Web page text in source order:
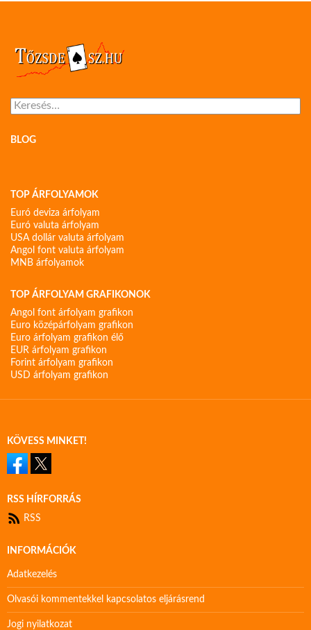
Keresés:
BLOG
TOP ÁRFOLYAMOK
Euró deviza árfolyam
Euró valuta árfolyam
USA dollár valuta árfolyam
Angol font valuta árfolyam
MNB árfolyamok
TOP ÁRFOLYAM GRAFIKONOK
Angol font árfolyam grafikon
Euro középárfolyam grafikon
Euro árfolyam grafikon élő
EUR árfolyam grafikon
Forint árfolyam grafikon
USD árfolyam grafikon
KÖVESS MINKET!
RSS HÍRFORRÁS
RSS
INFORMÁCIÓK
Adatkezelés
Olvasói kommentekkel kapcsolatos eljárásrend
Jogi nyilatkozat